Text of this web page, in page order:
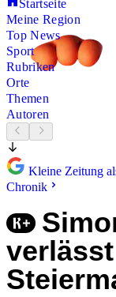
Startseite
Meine Region
Top News
Sport
Rubriken
Orte
Themen
Autoren
Kleine Zeitung
Chronik